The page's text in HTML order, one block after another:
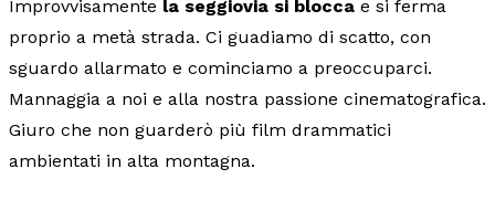
Improvvisamente la seggiovia si blocca e si ferma
proprio a metà strada. Ci guadiamo di scatto, con
sguardo allarmato e cominciamo a preoccuparci.
Mannaggia a noi e alla nostra passione cinematografica.
Giuro che non guarderò più film drammatici
ambientati in alta montagna.